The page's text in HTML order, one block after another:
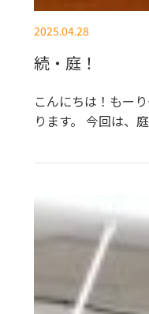
2025.04.28
続・庭！
こんにちは！もー
ります。 今回は、